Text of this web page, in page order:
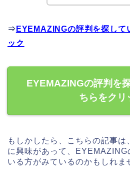
⇒ EYEMAZINGの評判を探して
ック
EYEMAZINGの評判を
ちらをクリ
もしかしたら、こちらの記事
に興味があって、EYEMAZING
いる方がみているのかもしれま